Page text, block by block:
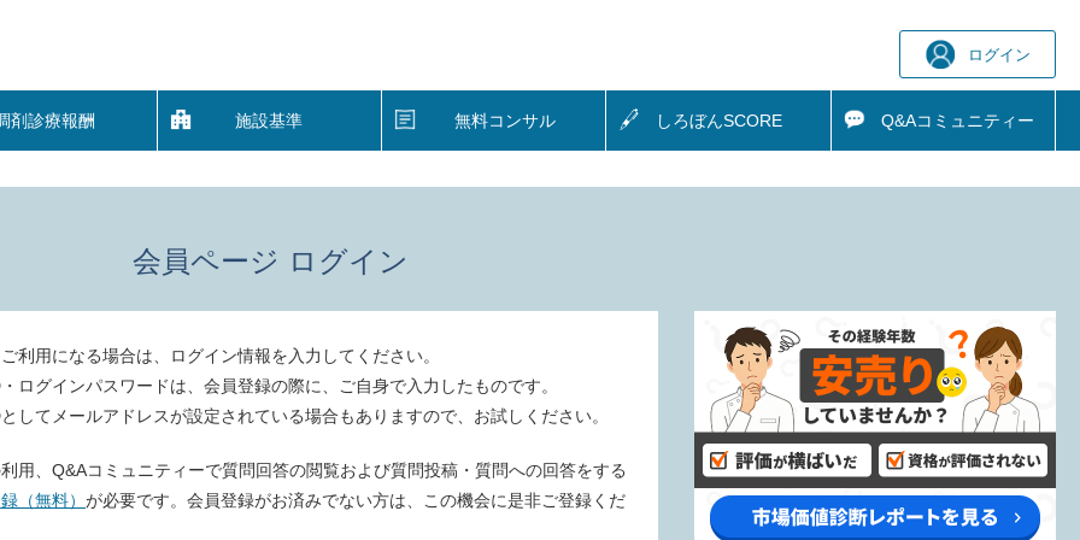
ログイン
剤診療報酬 施設基準 無料コンサル しろぼんSCORE Q&Aコミュニティー
会員ページ ログイン
利用になる場合は、ログイン情報を入力してください。
ログインパスワードは、会員登録の際に、ご自身で入力したものです。
してメールアドレスが設定されている場合もありますので、お試しください。
用、Q&Aコミュニティーで質問回答の閲覧および質問投稿・質問への回答をする
（無料） が必要です。会員登録がお済みでない方は、この機会に是非ご登録くだ